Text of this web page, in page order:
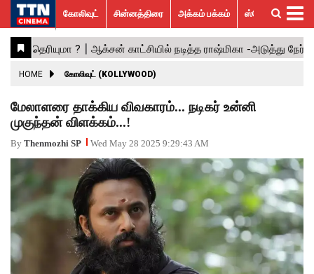
கோலிவுட்
சின்னத்திரை
பாலிவுட்
ஹாலிவுட்
அக்கம்
பக்கம்
ஸ்பெஷல்
ஸ்டோரீஸ்
விமர்சனம்
GALLERY
ACTRESS
MOVIESTILLS
EVENTS
VIDEOS
What’s
Hot
Trending
News
கோலிவுட் சின்னத்திரை அக்கம் பக்கம் ஸ்பெஷல் ஸ்டோரீஸ்
HOME கோலிவுட் (KOLLYWOOD)
மேலாளரை தாக்கிய விவகாரம்... நடிகர் உன்னி
முகுந்தன் விளக்கம்...!
By Thenmozhi SP Wed May 28 2025 9:29:43 AM